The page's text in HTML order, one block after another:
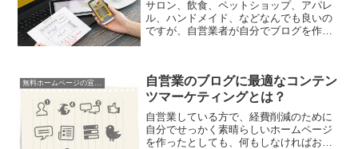
サロン、飲食、ペットショップ、アパレ
ル、ハンドメイド、などなんでも良いの
ですが、自営業者が自分でブログを作っ
でチラシを配るように全く...
無料ホームページの宣伝法
自営業のブログに最適なコンテン
ツマーケティングとは？
自営業している方で、経費削減のために
自分でせっかく素晴らしいホームページ
を作ったとしても、何もしなければお客